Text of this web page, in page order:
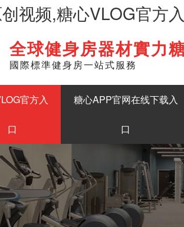
视频,糖心VLOG官方
全球健身房器材實力
國際標準健身房一站式服務
官方入
口
糖心APP官网在线下载入
口